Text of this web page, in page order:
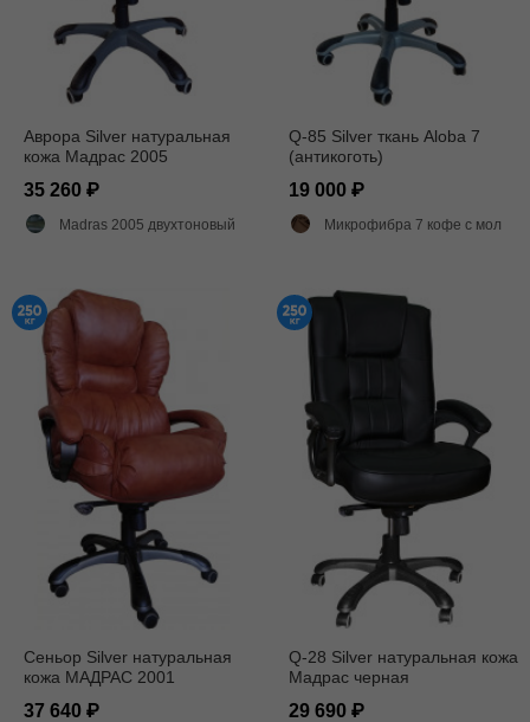
Аврора Silver натуральная
кожа Мадрас 2005
35 260
Madras 2005 двухтоновый глянец
Q-85 Silver ткань Aloba 7
(антикоготь)
19 000
Микрофибра 7 кофе с молоком
Сеньор Silver натуральная
кожа МАДРАС 2001
37 640
Q-28 Silver натуральная кожа
Мадрас черная
29 690